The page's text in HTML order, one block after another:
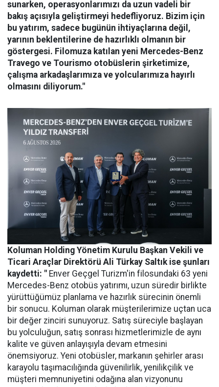
sunarken, operasyonlarımızı da uzun vadeli bir
bakış açısıyla geliştirmeyi hedefliyoruz. Bizim için
bu yatırım, sadece bugünün ihtiyaçlarına değil,
yarının beklentilerine de hazırlıklı olmanın bir
göstergesi. Filomuza katılan yeni Mercedes-Benz
Travego ve Tourismo otobüslerin şirketimize,
çalışma arkadaşlarımıza ve yolcularımıza hayırlı
olmasını diliyorum."
Koluman Holding Yönetim Kurulu Başkan Vekili ve
Ticari Araçlar Direktörü Ali Türkay Saltık ise şunları
kaydetti: " Enver Geçgel Turizm'in filosundaki 63 yeni
Mercedes-Benz otobüs yatırımı, uzun süredir birlikte
yürüttüğümüz planlama ve hazırlık sürecinin önemli
bir sonucu. Koluman olarak müşterilerimize uçtan uca
bir değer zinciri sunuyoruz. Satış süreciyle başlayan
bu yolculuğun, satış sonrası hizmetlerimizle de aynı
kalite ve güven anlayışıyla devam etmesini
önemsiyoruz. Yeni otobüsler, markanın şehirler arası
karayolu taşımacılığında güvenilirlik, yenilikçilik ve
müşteri memnuniyetini odağına alan vizyonunu